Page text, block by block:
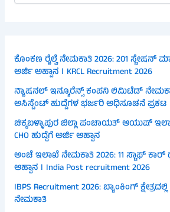
ಕೊಂಕಣ ರೈಲ್ವೆ ನೇಮಕಾತಿ 2026: 201 ಸ್ಟೇಷನ್
ಅರ್ಜಿ ಅಹ್ವಾನ । KRCL Recruitment 2026
ನ್ಯಾಷನಲ್ ಇನ್ಶೂರೆನ್ಸ್ ಕಂಪನಿ ಲಿಮಿಟೆಡ್
ಅಸಿಸ್ಟೆಂಟ್ ಹುದ್ದೆಗಳ ಭರ್ಜರಿ ಅಧಿಸೂಚನೆ ಪ್ರಕಟ
ಚಿಕ್ಕಬಳ್ಳಾಪುರ ಜಿಲ್ಲಾ ಪಂಚಾಯತ್ ಆಯುಷ್
CHO ಹುದ್ದೆಗೆ ಅರ್ಜಿ ಆಹ್ವಾನ
ಅಂಚೆ ಇಲಾಖೆ ನೇಮಕಾತಿ 2026: 11 ಸ್ಟಾಫ್ ಕಾರ್
ಆಹ್ವಾನ । India Post recruitment 2026
IBPS Recruitment 2026: ಬ್ಯಾಂಕಿಂಗ್
ನೇಮಕಾತಿ